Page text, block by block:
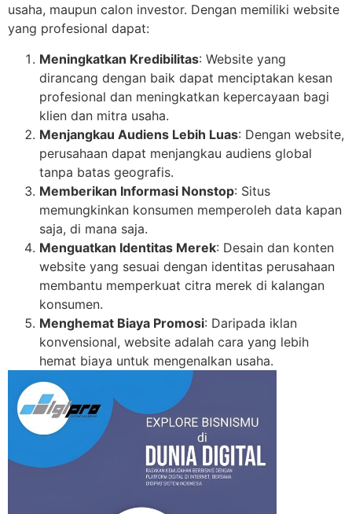
usaha, maupun calon investor. Dengan memiliki website
yang profesional dapat:
Meningkatkan Kredibilitas: Website yang
dirancang dengan baik dapat menciptakan kesan
profesional dan meningkatkan kepercayaan bagi
klien dan mitra usaha.
Menjangkau Audiens Lebih Luas: Dengan website,
perusahaan dapat menjangkau audiens global
tanpa batas geografis.
Memberikan Informasi Nonstop: Situs
memungkinkan konsumen memperoleh data kapan
saja, di mana saja.
Menguatkan Identitas Merek: Desain dan konten
website yang sesuai dengan identitas perusahaan
membantu memperkuat citra merek di kalangan
konsumen.
Menghemat Biaya Promosi: Daripada iklan
konvensional, website adalah cara yang lebih
hemat biaya untuk mengenalkan usaha.